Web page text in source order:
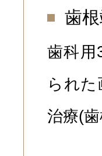
歯
歯科用
られ
治療(